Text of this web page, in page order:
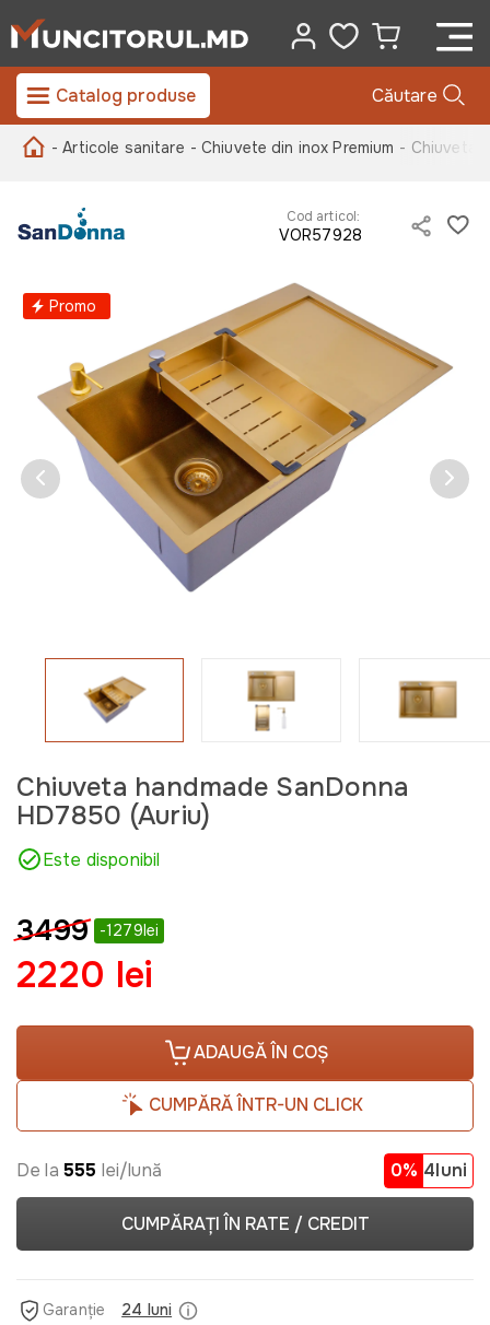
Catalog produse Căutare
- Articole sanitare - Chiuvete din inox Premium - Chiuveta
Cod articol:
VOR57928
Promo
Chiuveta handmade SanDonna
HD7850 (Auriu)
Este disponibil
3499 -1279lei
2220 lei
ADAUGĂ ÎN COȘ
CUMPĂRĂ ÎNTR-UN CLICK
De la 555 lei/lună 0% 4luni
CUMPĂRAȚI ÎN RATE / CREDIT
Garanție
24 luni